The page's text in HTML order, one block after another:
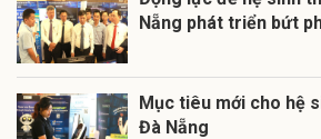
Nẵng phát triển bứt
Mục tiêu mới cho hệ
Đà Nẵng